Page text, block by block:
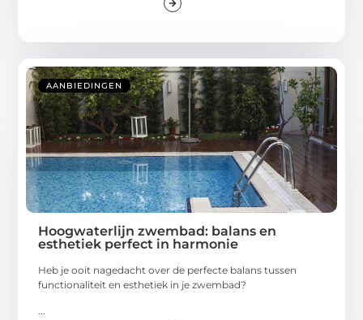
AANBIEDINGEN
Hoogwaterlijn zwembad: balans en
esthetiek perfect in harmonie
Heb je ooit nagedacht over de perfecte balans tussen
functionaliteit en esthetiek in je zwembad?
...